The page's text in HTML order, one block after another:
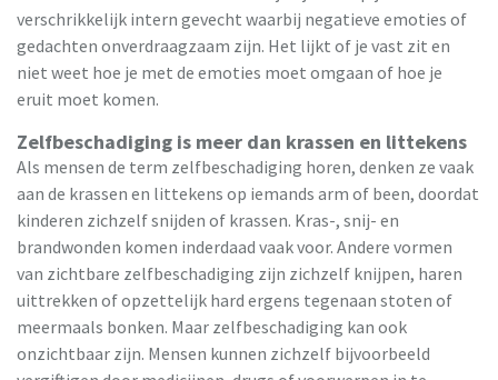
verschrikkelijk intern gevecht waarbij negatieve emoties of
gedachten onverdraagzaam zijn. Het lijkt of je vast zit en
niet weet hoe je met de emoties moet omgaan of hoe je
eruit moet komen.
Zelfbeschadiging is meer dan krassen en littekens
Als mensen de term zelfbeschadiging horen, denken ze vaak
aan de krassen en littekens op iemands arm of been, doordat
kinderen zichzelf snijden of krassen. Kras-, snij- en
brandwonden komen inderdaad vaak voor. Andere vormen
van zichtbare zelfbeschadiging zijn zichzelf knijpen, haren
uittrekken of opzettelijk hard ergens tegenaan stoten of
meermaals bonken. Maar zelfbeschadiging kan ook
onzichtbaar zijn. Mensen kunnen zichzelf bijvoorbeeld